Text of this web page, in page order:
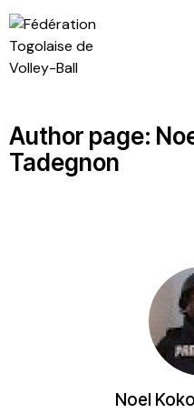
Author page:
Tadegnon
Noel